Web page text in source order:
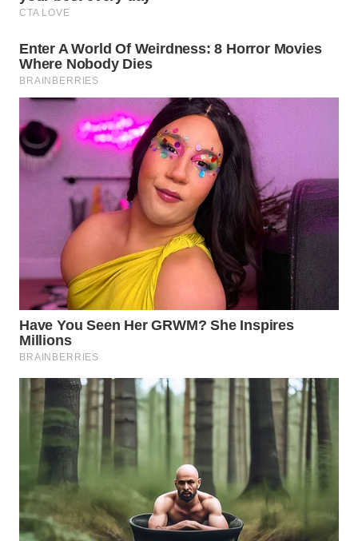
PAKPAK
KARAWANG
WN
BEKASI
DEPOK
WN
TAPANULI
UTARA
WN
SAMOSIR
WN
PADANG
LAWAS